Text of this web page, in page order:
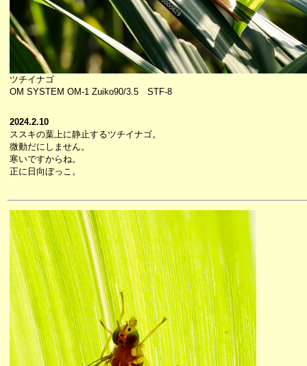
ツチイナゴ
OM SYSTEM OM-1 Zuiko90/3.5 STF-8
2024.2.10
ススキの葉上に静止するツチイナゴ。
微動だにしません。
寒いですからね。
正に日向ぼっこ。